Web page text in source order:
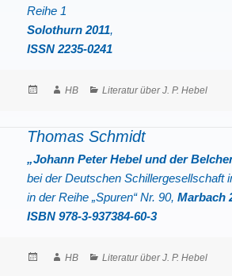
Reihe 1
Solothurn 2011,
ISSN 2235-0241
PostedAuthor
HB Categories
Literatur über J. P. Hebel
Thomas Schmidt
„Johann Peter Hebel und der
bei der Deutschen Schillergesellschaft
in der Reihe „Spuren“ Nr. 90,Marbach
ISBN 978-3-937384-60-3
PostedAuthor
HB Categories
Literatur über J. P. Hebel